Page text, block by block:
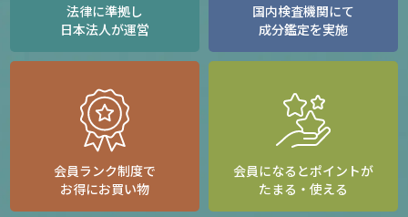
法律に準拠し
日本法人が運営
国内検査機関にて
成分鑑定を実施
会員ランク制度で
お得にお買い物
会員になるとポイントが
たまる・使える